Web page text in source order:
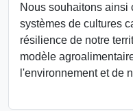
Nous souhaitons ainsi
systèmes de cultures
résilience de notre
modèle
l'environnement et de